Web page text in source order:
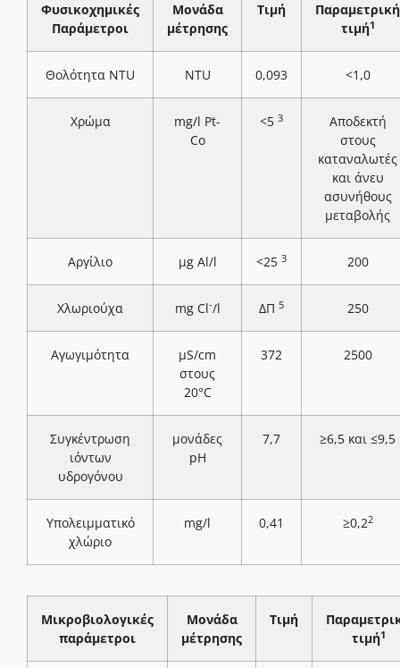
Φυσικοχημικές
Παράμετροι
Μονάδα
μέτρησης
Τιμή
Παραμετρική
τιμή1
Θολότητα NTU NTU 0,093 <1,0
Χρώμα
mg/l Pt-
Co
<5 3
Αποδεκτή
στους
καταναλωτές
και άνευ
ασυνήθους
μεταβολής
Αργίλιο μg Al/l <25 3 200
Χλωριούχα mg Cl-/l ΔΠ 5 250
Αγωγιμότητα
μS/cm
στους
20°C
372 2500
Συγκέντρωση
ιόντων
υδρογόνου
μονάδες
pH
7,7 ≥6,5 και ≤9,5
Υπολειμματικό
χλώριο
mg/l 0,41 ≥0,22
Μικροβιολογικές
παράμετροι
Μονάδα
μέτρησης
Τιμή
τιμή1